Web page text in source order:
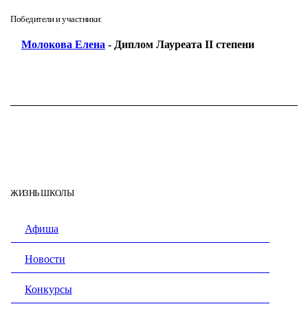
Победители и участники:
Молокова Елена - Диплом Лауреата II степени
ЖИЗНЬ ШКОЛЫ
Афиша
Новости
Конкурсы